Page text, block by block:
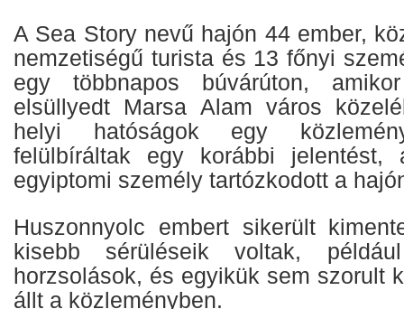
A Sea Story nevű hajón 44 ember,
nemzetiségű turista és 13 főnyi
egy többnapos búvárúton,
elsüllyedt Marsa Alam város
helyi hatóságok egy
felülbíráltak egy korábbi jelentést,
egyiptomi személy tartózkodott a
Huszonnyolc embert sikerült
kisebb sérüléseik voltak,
horzsolások, és egyikük sem szorult
állt a közleményben.